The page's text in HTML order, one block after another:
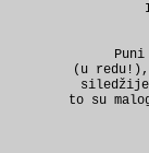
(u
to su